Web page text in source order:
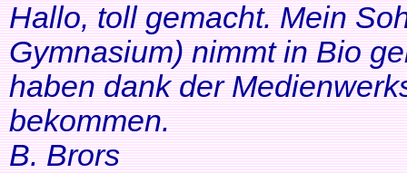
Hallo, toll gemacht. Mein
Gymnasium) nimmt in Bio
haben dank der
bekommen.
B. Brors